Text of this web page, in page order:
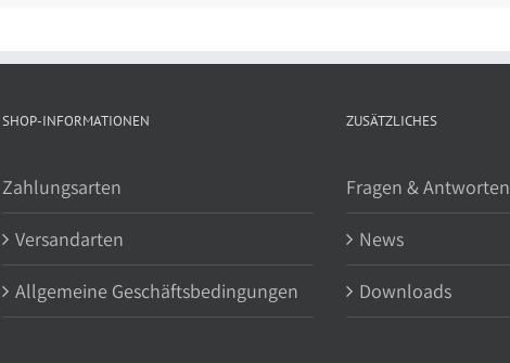
SHOP-INFORMATIONEN
Zahlungsarten
Versandarten
Allgemeine Geschäftsbedingungen
ZUSÄTZLICHES
Fragen & Antworten
News
Downloads